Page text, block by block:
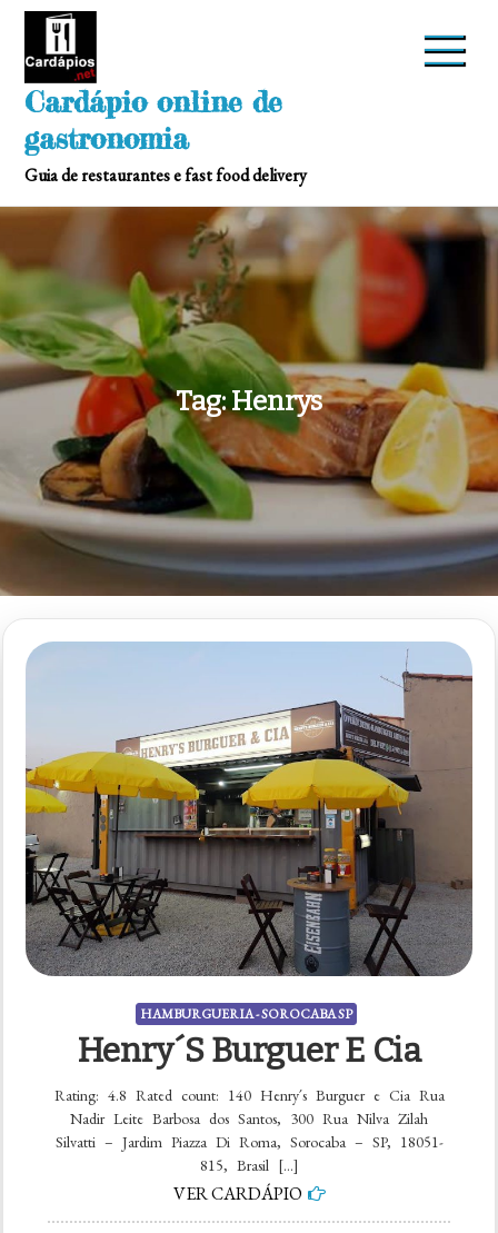
Skip
Cardápio online de
gastronomia
Guia de restaurantes e fast food delivery
Tag:Henrys
HAMBURGUERIA - SOROCABA SP
Henry´s Burguer E Cia
Rating: 4.8 Rated count: 140 Henry´s Burguer e Cia Rua
Nadir Leite Barbosa dos Santos, 300 Rua Nilva Zilah
Silvatti – Jardim Piazza Di Roma, Sorocaba – SP, 18051-
815, Brasil […]
VER CARDÁPIO